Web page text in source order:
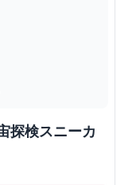
探検スニーカ